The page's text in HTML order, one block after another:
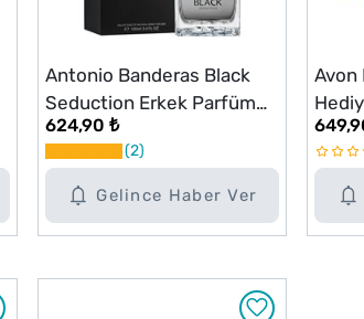
Gelince Haber Ver
Antonio Banderas Black
Seduction Erkek Parfüm
EDT 100 ml
624,90 ₺
2
Avon